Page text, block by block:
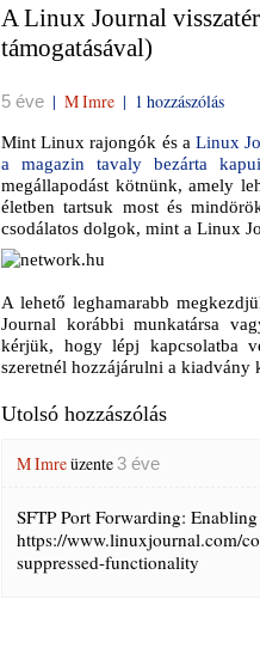
A Linux Journal
támogatásával)
5 éve | M Imre | 1 hozzászólás
Mint Linux rajongók és a Linux
a magazin tavaly bezárta
megállapodást kötnünk, amely
életben tartsuk most és
csodálatos dolgok, mint a Linux
A lehető leghamarabb
Journal korábbi munkatársa
kérjük, hogy lépj kapcsolatba
szeretnél hozzájárulni a kiadvány
Utolsó hozzászólás
M Imreüzente3 éve
SFTP Port Forwarding:
https://www.linuxjournal.com/
suppressed-functionality